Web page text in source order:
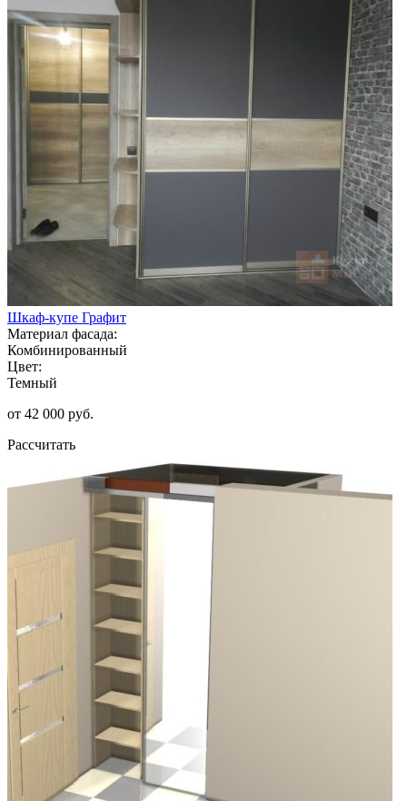
Шкаф-купе Графит
Материал фасада:
Комбинированный
Цвет:
Темный
от 42 000 руб.
Рассчитать